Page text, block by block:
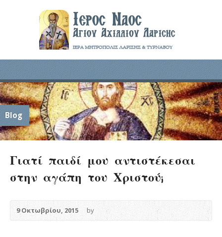
Blog
Γιατί παιδί μου αντιστέκεσαι
στην αγάπη του Χριστού;
9 Οκτωβρίου, 2015 by